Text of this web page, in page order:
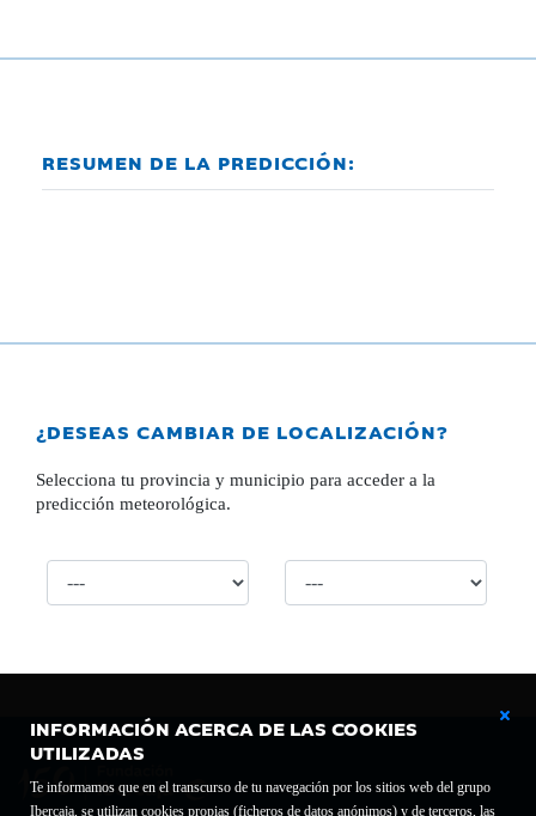
INFORMACIÓN ACERCA DE LAS COOKIES
UTILIZADAS
Te informamos que en el transcurso de tu navegación por los sitios web del grupo
Ibercaja, se utilizan cookies propias (ficheros de datos anónimos) y de terceros, las
RESUMEN DE LA PREDICCIÓN:
¿DESEAS CAMBIAR DE LOCALIZACIÓN?
Selecciona tu provincia y municipio para acceder a la
predicción meteorológica.